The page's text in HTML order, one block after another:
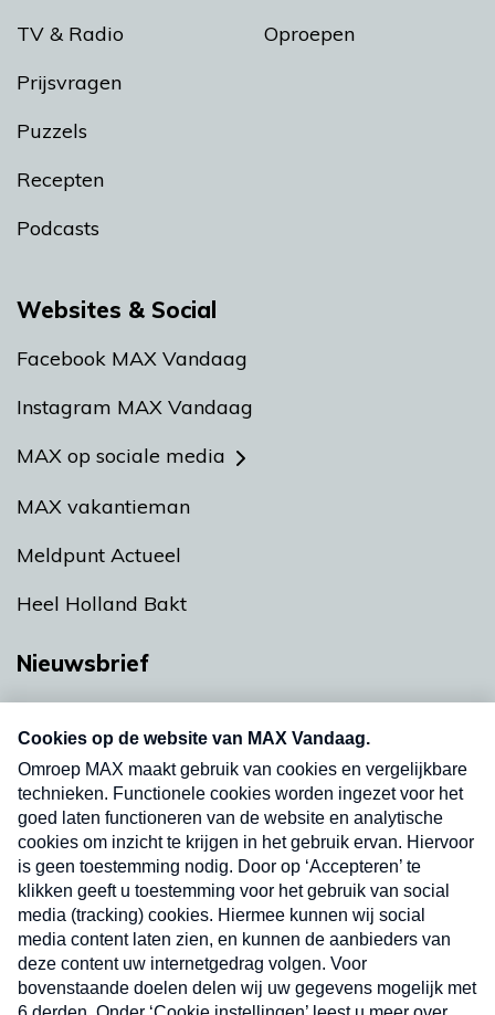
TV & Radio
Prijsvragen
Puzzels
Recepten
Podcasts
Oproepen
Websites & Social
Facebook MAX Vandaag
Instagram MAX Vandaag
MAX op sociale media
MAX vakantieman
Meldpunt Actueel
Heel Holland Bakt
Nieuwsbrief
nieuwsbrief. Elke vrijdag- en dinsdagochtend in
uw mailbox.
Verzend